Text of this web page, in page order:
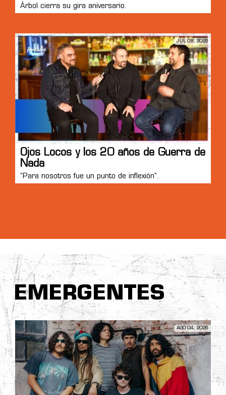
Árbol cierra su gira aniversario.
JUL 08, 2026
Ojos Locos y los 20 años de Guerra de
Nada
“Para nosotros fue un punto de inflexión”.
EMERGENTES
AGO 04, 2026